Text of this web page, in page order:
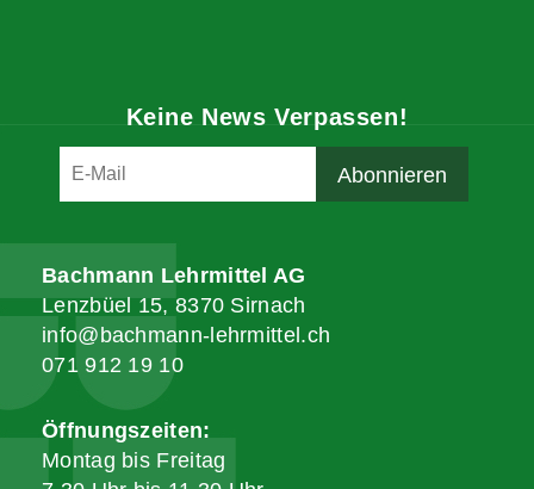
Keine News Verpassen!
Bachmann Lehrmittel AG
Lenzbüel 15, 8370 Sirnach
info@bachmann-lehrmittel.ch
071 912 19 10
Öffnungszeiten:
Montag bis Freitag